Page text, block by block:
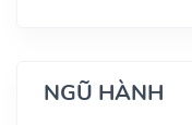
NGŨ HÀNH